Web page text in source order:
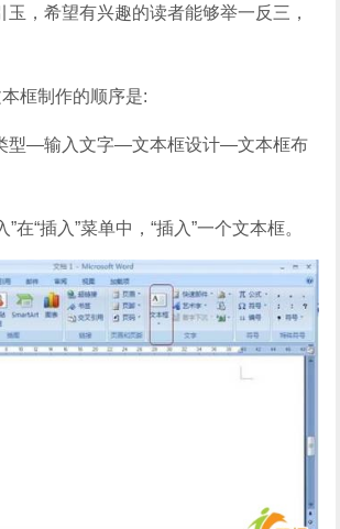
玉，希望有兴趣的读者能够举一反三，
框制作的顺序是:
型—输入文字—文本框设计—文本框布
”在“插入”菜单中，“插入”一个文本框。